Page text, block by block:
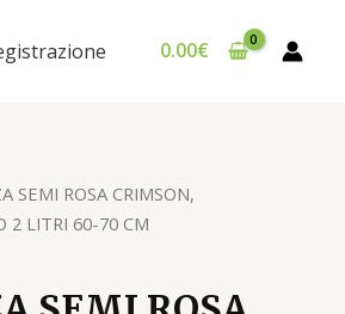
0.00€
SEMI ROSA CRIMSON,
2 LITRI 60-70 CM